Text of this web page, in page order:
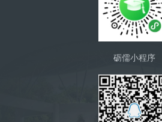
砺儒小程序